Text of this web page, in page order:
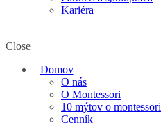
Kariéra
Close
Domov
O nás
O Montessori
10 mýtov o montessori
Cenník